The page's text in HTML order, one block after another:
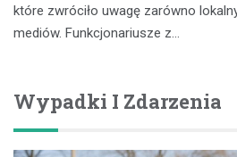
które zwróciło uwagę zarówno
mediów. Funkcjonariusze z…
Wypadki I Zdarzenia